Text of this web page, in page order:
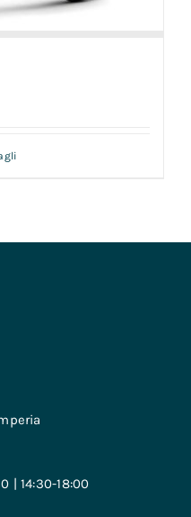
| 14:30-18:00